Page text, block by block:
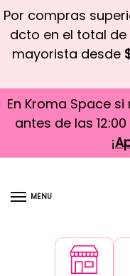
Por compras
dcto en el total
mayorista desde
En Kroma Space
antes de las
¡
MENU